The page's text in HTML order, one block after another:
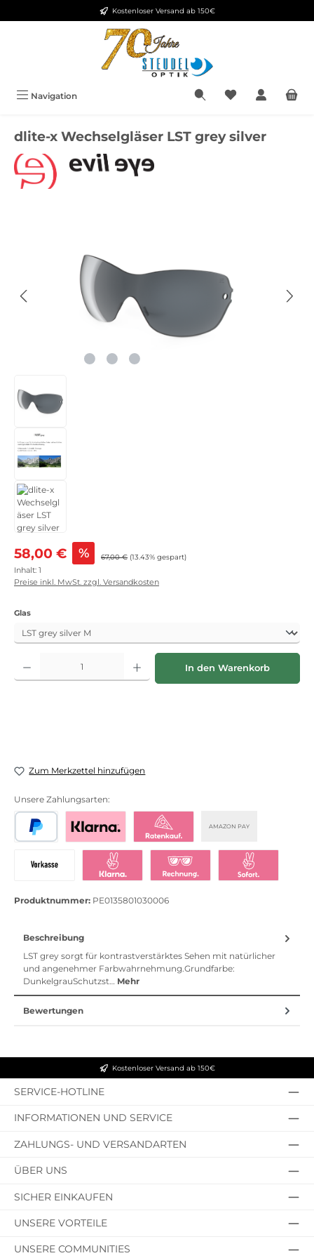
Zum Hauptinhalt springenKostenloser Versand ab 150€
Navigation
dlite-x Wechselgläser LST grey silver
Verkaufspreis:
58,00 € % Regulärer Preis:
67,00 € (13.43% gespart)
Inhalt: 1
Preise inkl. MwSt. zzgl. Versandkosten
Glasauswählen
Produkt Anzahl: Gib den gewünschten Wert ein oder benutze die
In den Warenkorb
Zum Merkzettel hinzufügen
Unsere Zahlungsarten:
AMAZON PAY
Produktnummer: PE0135801030006
Beschreibung
LST grey sorgt für kontrastverstärktes Sehen mit natürlicher
und angenehmer Farbwahrnehmung.Grundfarbe:
DunkelgrauSchutzst… Mehr
Bewertungen
Kostenloser Versand ab 150€
SERVICE-HOTLINE
INFORMATIONEN UND SERVICE
ZAHLUNGS- UND VERSANDARTEN
ÜBER UNS
SICHER EINKAUFEN
UNSERE VORTEILE
UNSERE COMMUNITIES